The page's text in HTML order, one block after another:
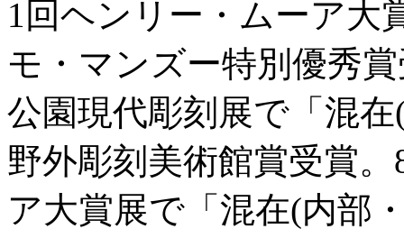
1回ヘンリー・ムーア大
モ・マンズー特別優秀
公園現代彫刻展で「混
野外彫刻美術館賞受賞
ア大賞展で「混在(内部